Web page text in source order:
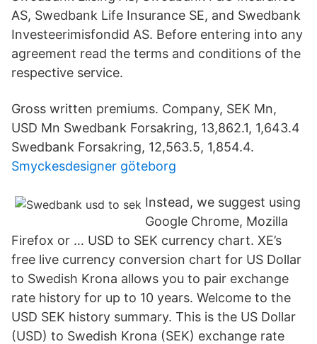
AS, Swedbank Life Insurance SE, and Swedbank
Investeerimisfondid AS. Before entering into any
agreement read the terms and conditions of the
respective service.
Gross written premiums. Company, SEK Mn,
USD Mn Swedbank Forsakring, 13,862.1, 1,643.4
Swedbank Forsakring, 12,563.5, 1,854.4.
Smyckesdesigner göteborg
Instead, we suggest using
Google Chrome, Mozilla
Firefox or … USD to SEK currency chart. XE’s
free live currency conversion chart for US Dollar
to Swedish Krona allows you to pair exchange
rate history for up to 10 years. Welcome to the
USD SEK history summary. This is the US Dollar
(USD) to Swedish Krona (SEK) exchange rate